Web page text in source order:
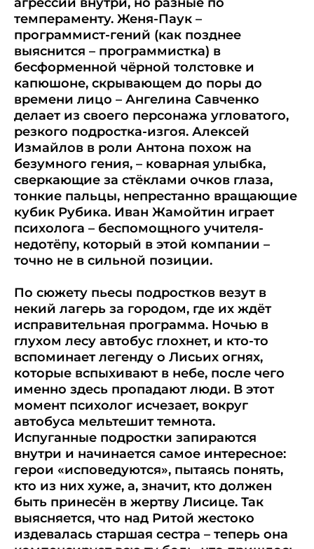
темпераменту. Женя-Паук –
программист-гений (как позднее
выяснится – программистка) в
бесформенной чёрной толстовке и
капюшоне, скрывающем до поры до
времени лицо – Ангелина Савченко
делает из своего персонажа угловатого,
резкого подростка-изгоя. Алексей
Измайлов в роли Антона похож на
безумного гения, – коварная улыбка,
сверкающие за стёклами очков глаза,
тонкие пальцы, непрестанно вращающие
кубик Рубика. Иван Жамойтин играет
психолога – беспомощного учителя-
недотёпу, который в этой компании –
точно не в сильной позиции.
По сюжету пьесы подростков везут в
некий лагерь за городом, где их ждёт
исправительная программа. Ночью в
глухом лесу автобус глохнет, и кто-то
вспоминает легенду о Лисьих огнях,
которые вспыхивают в небе, после чего
именно здесь пропадают люди. В этот
момент психолог исчезает, вокруг
автобуса мельтешит темнота.
Испуганные подростки запираются
внутри и начинается самое интересное:
герои «исповедуются», пытаясь понять,
кто из них хуже, а, значит, кто должен
быть принесён в жертву Лисице. Так
выясняется, что над Ритой жестоко
издевалась старшая сестра – теперь она